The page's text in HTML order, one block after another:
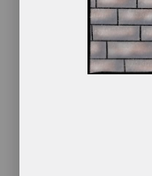
18,50€
Enthält 7%
zzgl.